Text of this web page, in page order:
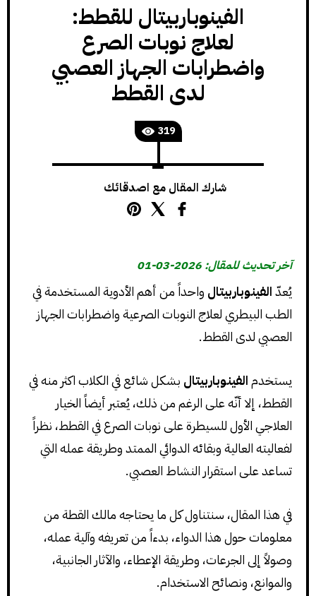
الفينوباربيتال للقطط:
لعلاج نوبات الصرع
واضطرابات الجهاز العصبي
لدى القطط
319
شارك المقال مع اصدقائك
آخر تحديث للمقال: 2026-03-01
يُعدّالفينوباربيتال واحداً من أهم الأدوية المستخدمة في
الطب البيطري لعلاج النوبات الصرعية واضطرابات الجهاز
العصبي لدى القطط.
يستخدمالفينوباربيتال بشكل شائع في الكلاب اكثر منه في
القطط، إلا أنّه على الرغم من ذلك، يُعتبر أيضاً الخيار
العلاجي الأول للسيطرة على نوبات الصرع في القطط، نظراً
لفعاليته العالية وبقائه الدوائي الممتد وطريقة عمله التي
تساعد على استقرار النشاط العصبي.
في هذا المقال، سنتناول كل ما يحتاجه مالك القطة من
معلومات حول هذا الدواء، بدءاً من تعريفه وآلية عمله،
وصولاً إلى الجرعات، وطريقة الإعطاء، والآثار الجانبية،
والموانع، ونصائح الاستخدام.